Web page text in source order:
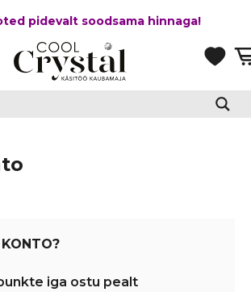
pidevalt soodsama hinnaga!
iga ostu pealt